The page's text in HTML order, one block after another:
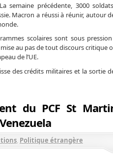
semaine précédente, 3000
Macron a réussi à réunir, autour
scolaires sont sous
au pas de tout discours critique
de l’UE.
des crédits militaires et la sortie
du PCF St
, Politique étrangère